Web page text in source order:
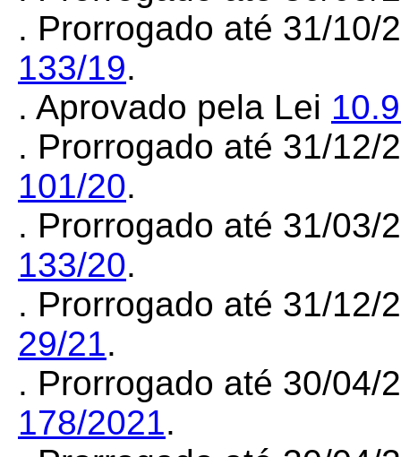
. Prorrogado até 31/10/
133/19.
. Aprovado pela Lei
. Prorrogado até 31/12/
101/20.
. Prorrogado até 31/03/
133/20.
. Prorrogado até 31/12/
29/21.
. Prorrogado até 30/04/
178/2021.